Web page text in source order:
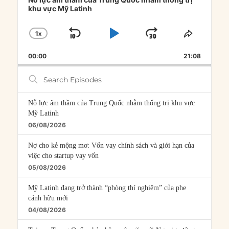
khu vực Mỹ Latinh
CHANGE
RATE
1X
SKIP
PLAYJUMP
FORWARD
SHARE
00:00 21:08
Search
Episodes
Nỗ lực âm thầm của Trung Quốc nhằm thống trị khu vực
Mỹ Latinh
06/08/2026
Nợ cho kẻ mộng mơ: Vốn vay chính sách và giới hạn của
việc cho startup vay vốn
05/08/2026
Mỹ Latinh đang trở thành “phòng thí nghiệm” của phe
cánh hữu mới
04/08/2026